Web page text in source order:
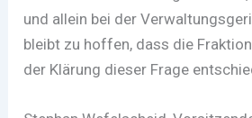
und allein bei der
bleibt zu hoffen, dass die
der Klärung dieser Frage